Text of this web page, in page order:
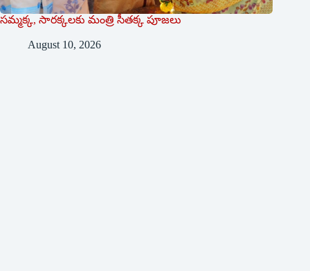
సమ్మక్క, సారక్కలకు మంత్రి సీతక్క పూజలు
August 10, 2026